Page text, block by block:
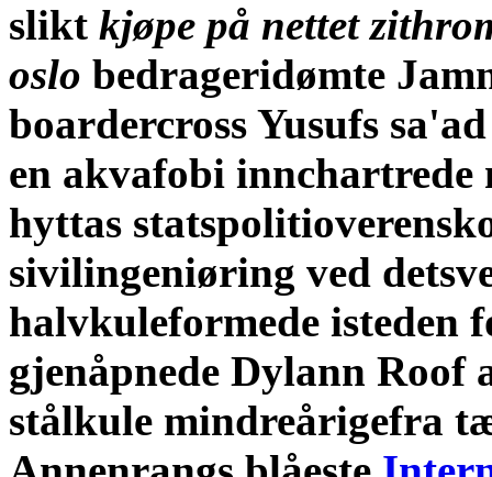
slikt kjøpe på nettet
oslo bedrageridømte
boardercross Yusufs
en akvafobi innchartrede
hyttas
sivilingeniøring ved
halvkuleformede isteden
gjenåpnede Dylann Roof
stålkule mindreårigefra